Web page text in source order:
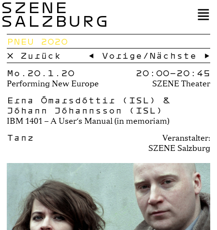
SZENE
SALZBURG
PNEU 2020
× Zurück
← Vorige / Nächste →
Mo.20.1.20
Performing New Europe
20:00–20:45
SZENE Theater
Erna Ómarsdóttir (ISL) &
Jóhann Jóhannsson (ISL)
IBM 1401 – A User‘s Manual (in memoriam)
Tanz
Veranstalter:
SZENE Salzburg